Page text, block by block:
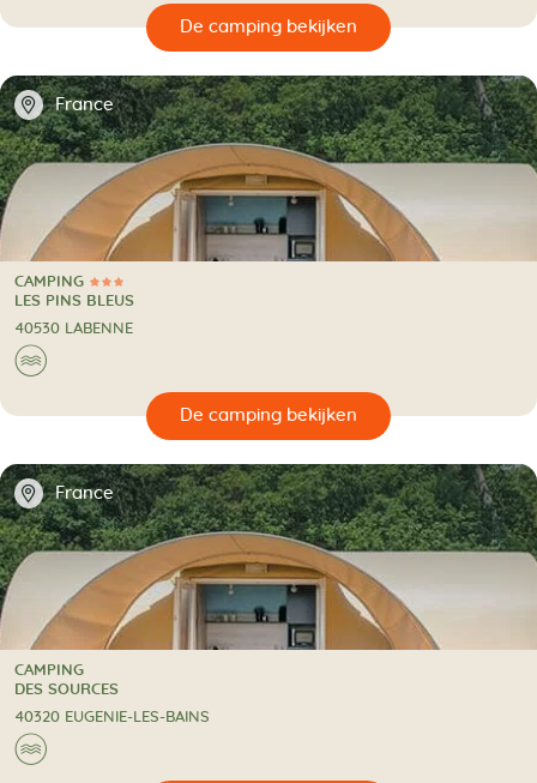
🔍
📍 France
3 Sterren
CAMPING
CAMPING
LES PINS BLEUS
40530 LABENNE
🌊
🔍
📍 France
CAMPING
CAMPING
DES SOURCES
40320 EUGENIE-LES-BAINS
🌊